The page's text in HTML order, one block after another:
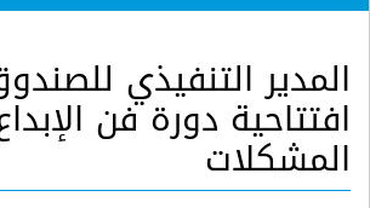
المدير التنفيذي
افتتاحية دورة فن
المشكلات